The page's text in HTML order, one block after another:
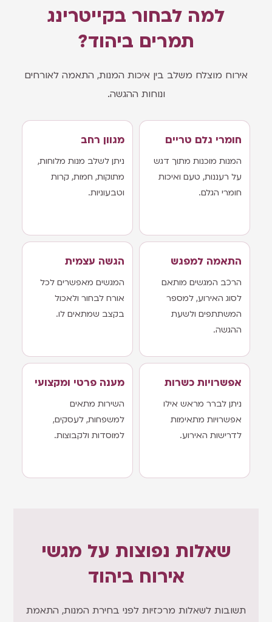
למה לבחור בקייטרינג
תמרים ביהוד?
אירוח מוצלח משלב בין איכות המנות, התאמה לאורחים
ונוחות ההגשה.
חומרי גלם טריים
המנות מוכנות מתוך דגש
על רעננות, טעם ואיכות
חומרי הגלם.
מגוון רחב
ניתן לשלב מנות מלוחות,
מתוקות, חמות, קרות
וטבעוניות.
התאמה למפגש
הרכב המגשים מותאם
לסוג האירוע, למספר
המשתתפים ולשעת
ההגשה.
הגשה עצמית
המגשים מאפשרים לכל
אורח לבחור ולאכול
בקצב שמתאים לו.
אפשרויות כשרות
ניתן לברר מראש אילו
אפשרויות מתאימות
לדרישות האירוע.
מענה פרטי ומקצועי
השירות מתאים
למשפחות, לעסקים,
למוסדות ולקבוצות.
שאלות נפוצות על מגשי
אירוח ביהוד
תשובות לשאלות מרכזיות לפני בחירת המנות, התאמת